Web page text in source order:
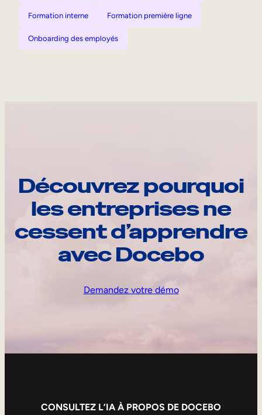
Formation interne Formation première ligne
Onboarding des employés
Découvrez pourquoi
les entreprises ne
cessent d’apprendre
avec Docebo
Demandez votre démo
CONSULTEZ L’IA À PROPOS DE DOCEBO